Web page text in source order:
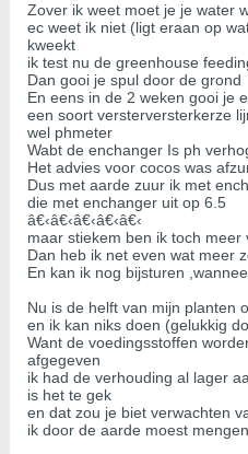
Zover ik weet moet je je water
ec weet ik niet (ligt eraan op
kweekt
ik test nu de greenhouse
Dan gooi je spul door de grond
En eens in de 2 weken gooi je
een soort versterversterkerze
wel phmeter
Wabt de enchanger Is ph
Het advies voor cocos was
Dus met aarde zuur ik met
die met enchanger uit op 6.5
â€‹â€‹â€‹â€‹â€‹
maar stiekem ben ik toch meer
Dan heb ik net even wat meer
En kan ik nog bijsturen
Nu is de helft van mijn planten
en ik kan niks doen (gelukkig
Want de voedingsstoffen
afgegeven
ik had de verhouding al lager
is het te gek
en dat zou je biet verwachten
ik door de aarde moest mengen